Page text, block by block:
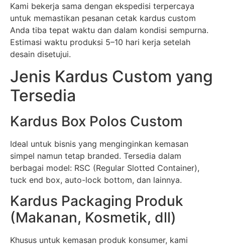
Kami bekerja sama dengan ekspedisi terpercaya
untuk memastikan pesanan cetak kardus custom
Anda tiba tepat waktu dan dalam kondisi sempurna.
Estimasi waktu produksi 5–10 hari kerja setelah
desain disetujui.
Jenis Kardus Custom yang
Tersedia
Kardus Box Polos Custom
Ideal untuk bisnis yang menginginkan kemasan
simpel namun tetap branded. Tersedia dalam
berbagai model: RSC (Regular Slotted Container),
tuck end box, auto-lock bottom, dan lainnya.
Kardus Packaging Produk
(Makanan, Kosmetik, dll)
Khusus untuk kemasan produk konsumer, kami